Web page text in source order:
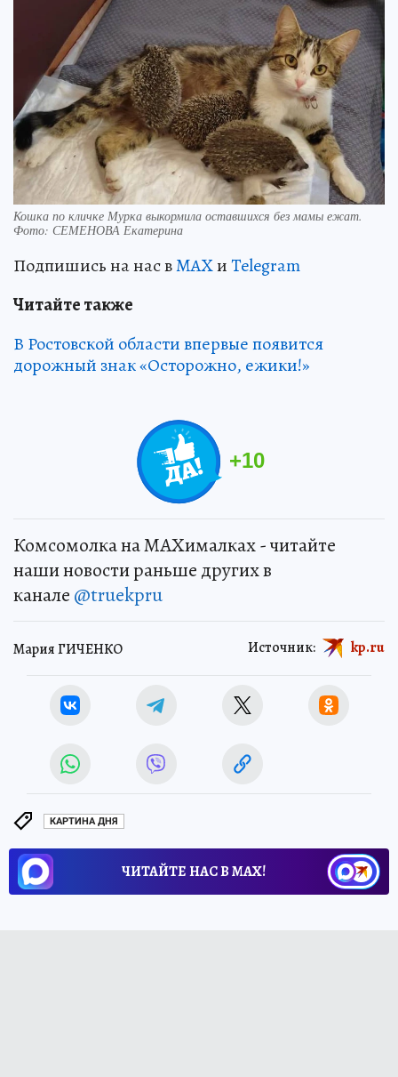
Кошка по кличке Мурка выкормила оставшихся без мамы ежат.
Фото: СЕМЕНОВА Екатерина
Подпишись на нас вMAXиTelegram
Читайте также
В Ростовской области впервые появится
дорожный знак «Осторожно, ежики!»
+10
Комсомолка на MAXималках - читайте
наши новости раньше других в
канале @truekpru
Мария ГИЧЕНКО Источник: kp.ru
КАРТИНА ДНЯ
ЧИТАЙТЕ НАС В МАХ!